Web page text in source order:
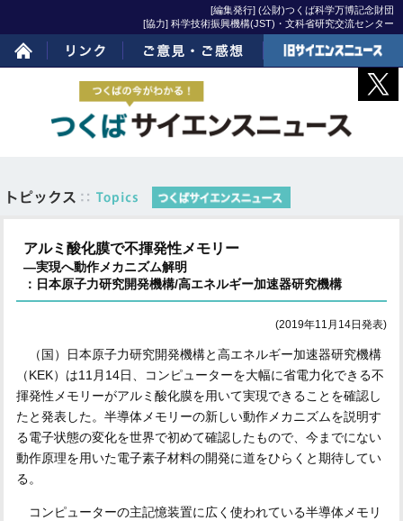
[編集発行] (公財)つくば科学万博記念財団
[協力] 科学技術振興機構(JST)・文科省研究交流センター
ホーム リンク ご意見・ご感想
旧サイエンスニュー
アルミ酸化膜で不揮発性メモリー
―実現へ動作メカニズム解明
：日本原子力研究開発機構/高エネルギー加速器研究機構
(2019年11月14日発表)
（国）日本原子力研究開発機構と高エネルギー加速器研究機構
（KEK）は11月14日、コンピューターを大幅に省電力化できる不
揮発性メモリーがアルミ酸化膜を用いて実現できることを確認し
たと発表した。半導体メモリーの新しい動作メカニズムを説明す
る電子状態の変化を世界で初めて確認したもので、今までにない
動作原理を用いた電子素子材料の開発に道をひらくと期待してい
る。
コンピューターの主記憶装置に広く使われている半導体メモリ